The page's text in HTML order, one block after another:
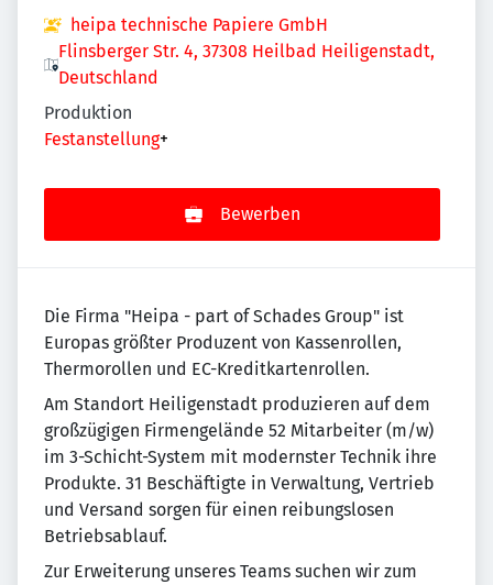
heipa technische Papiere GmbH
Flinsberger Str. 4, 37308 Heilbad Heiligenstadt,
Deutschland
Produktion
Festanstellung+
Bewerben
Die Firma "Heipa - part of Schades Group" ist
Europas größter Produzent von Kassenrollen,
Thermorollen und EC-Kreditkartenrollen.
Am Standort Heiligenstadt produzieren auf dem
großzügigen Firmengelände 52 Mitarbeiter (m/w)
im 3-Schicht-System mit modernster Technik ihre
Produkte. 31 Beschäftigte in Verwaltung, Vertrieb
und Versand sorgen für einen reibungslosen
Betriebsablauf.
Zur Erweiterung unseres Teams suchen wir zum